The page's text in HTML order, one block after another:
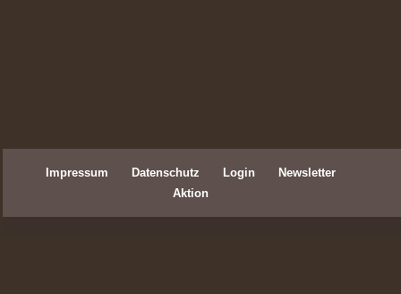
Impressum Datenschutz Login
Newsletter
Aktion